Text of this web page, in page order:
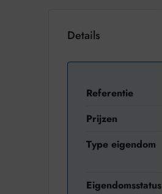
Details
Referentie
Prijzen
Type eigendom
Eigendomsstatus